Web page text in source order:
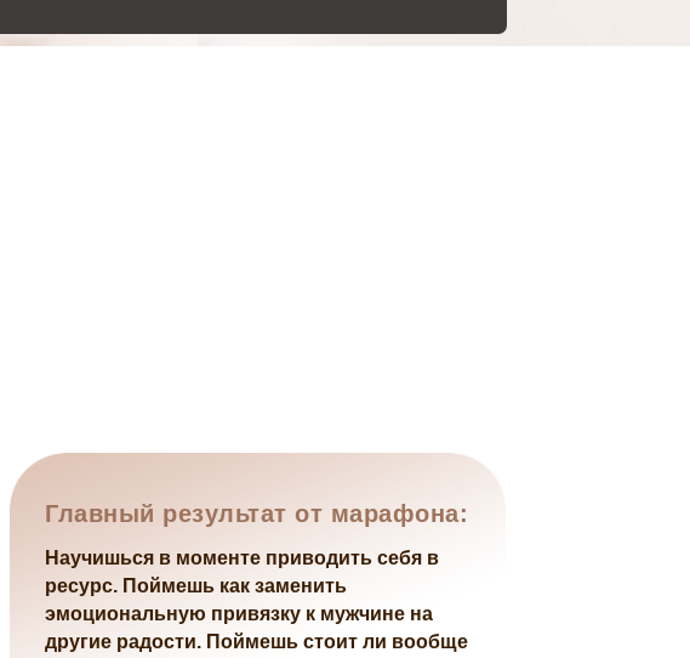
Главный результат от марафона:
Научишься в моменте приводить себя в
ресурс. Поймешь как заменить
эмоциональную привязку к мужчине на
другие радости. Поймешь стоит ли вообще